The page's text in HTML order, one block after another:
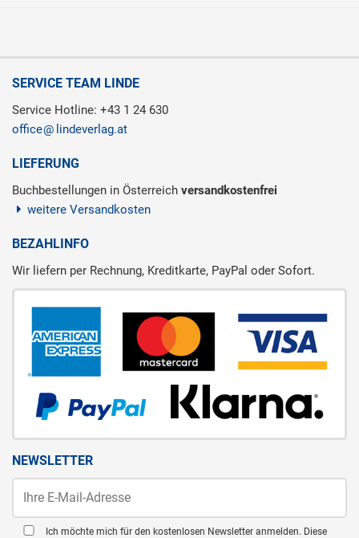
SERVICE TEAM LINDE
Service Hotline: +43 1 24 630
office
lindeverlag.at
LIEFERUNG
Buchbestellungen in Österreich versandkostenfrei
weitere Versandkosten
BEZAHLINFO
Wir liefern per Rechnung, Kreditkarte, PayPal oder Sofort.
NEWSLETTER
Ich möchte mich für den kostenlosen Newsletter anmelden. Diese